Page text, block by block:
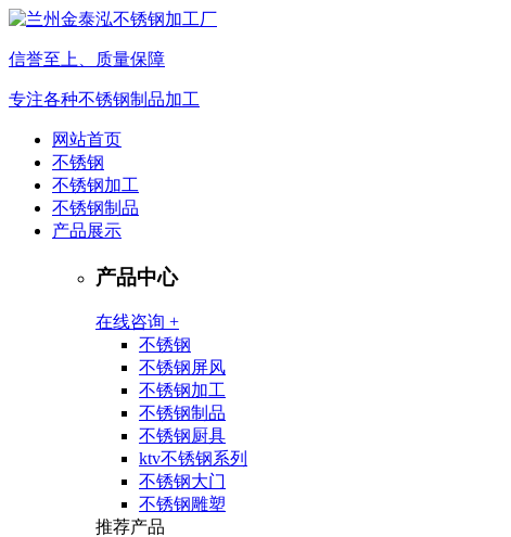
信誉至上、质量保障
专注各种不锈钢制品加工
网站首页
不锈钢
不锈钢加工
不锈钢制品
产品展示
产品中心
在线咨询 +
不锈钢
不锈钢屏风
不锈钢加工
不锈钢制品
不锈钢厨具
ktv不锈钢系列
不锈钢大门
不锈钢雕塑
推荐产品